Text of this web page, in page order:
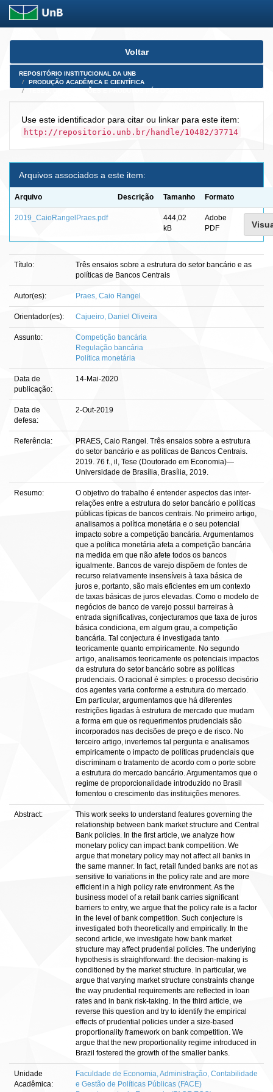
Skip
Voltar
REPOSITÓRIO INSTITUCIONAL DA UNB
PRODUÇÃO ACADÊMICA E CIENTÍFICA
Use este identificador para citar ou linkar para este item:
http://repositorio.unb.br/handle/10482/37714
Arquivos associados a este item:
Arquivo Descrição Tamanho Formato
2019_CaioRangelPraes.pdf
444,02
kB
Adobe
PDF
Título:
Três ensaios sobre a estrutura do setor bancário e as
políticas de Bancos Centrais
Autor(es): Praes, Caio Rangel
Orientador(es): Cajueiro, Daniel Oliveira
Assunto:
Competição bancária
Regulação bancária
Política monetária
Data de
publicação:
14-Mai-2020
Data de
defesa:
2-Out-2019
Referência:
PRAES, Caio Rangel. Três ensaios sobre a estrutura
do setor bancário e as políticas de Bancos Centrais.
2019. 76 f., il, Tese (Doutorado em Economia)—
Universidade de Brasília, Brasília, 2019.
Resumo:
O objetivo do trabalho é entender aspectos das inter-
relações entre a estrutura do setor bancário e políticas
públicas típicas de bancos centrais. No primeiro artigo,
analisamos a política monetária e o seu potencial
impacto sobre a competição bancária. Argumentamos
que a política monetária afeta a competição bancária
na medida em que não afete todos os bancos
igualmente. Bancos de varejo dispõem de fontes de
recurso relativamente insensíveis à taxa básica de
juros e, portanto, são mais eficientes em um contexto
de taxas básicas de juros elevadas. Como o modelo de
negócios de banco de varejo possui barreiras à
entrada significativas, conjecturamos que taxa de juros
básica condiciona, em algum grau, a competição
bancária. Tal conjectura é investigada tanto
teoricamente quanto empiricamente. No segundo
artigo, analisamos teoricamente os potenciais impactos
da estrutura do setor bancário sobre as políticas
prudenciais. O racional é simples: o processo decisório
dos agentes varia conforme a estrutura do mercado.
Em particular, argumentamos que há diferentes
restrições ligadas à estrutura de mercado que mudam
a forma em que os requerimentos prudenciais são
incorporados nas decisões de preço e de risco. No
terceiro artigo, invertemos tal pergunta e analisamos
empiricamente o impacto de políticas prudenciais que
discriminam o tratamento de acordo com o porte sobre
a estrutura do mercado bancário. Argumentamos que o
regime de proporcionalidade introduzido no Brasil
fomentou o crescimento das instituições menores.
Abstract:
This work seeks to understand features governing the
relationship between bank market structure and Central
Bank policies. In the first article, we analyze how
monetary policy can impact bank competition. We
argue that monetary policy may not affect all banks in
the same manner. In fact, retail funded banks are not as
sensitive to variations in the policy rate and are more
efficient in a high policy rate environment. As the
business model of a retail bank carries significant
barriers to entry, we argue that the policy rate is a factor
in the level of bank competition. Such conjecture is
investigated both theoretically and empirically. In the
second article, we investigate how bank market
structure may affect prudential policies. The underlying
hypothesis is straightforward: the decision-making is
conditioned by the market structure. In particular, we
argue that varying market structure constraints change
the way prudential requirements are reflected in loan
rates and in bank risk-taking. In the third article, we
reverse this question and try to identify the empirical
effects of prudential policies under a size-based
proportionality framework on bank competition. We
argue that the new proportionality regime introduced in
Brazil fostered the growth of the smaller banks.
Unidade
Acadêmica:
Faculdade de Economia, Administração, Contabilidade
e Gestão de Políticas Públicas (FACE)